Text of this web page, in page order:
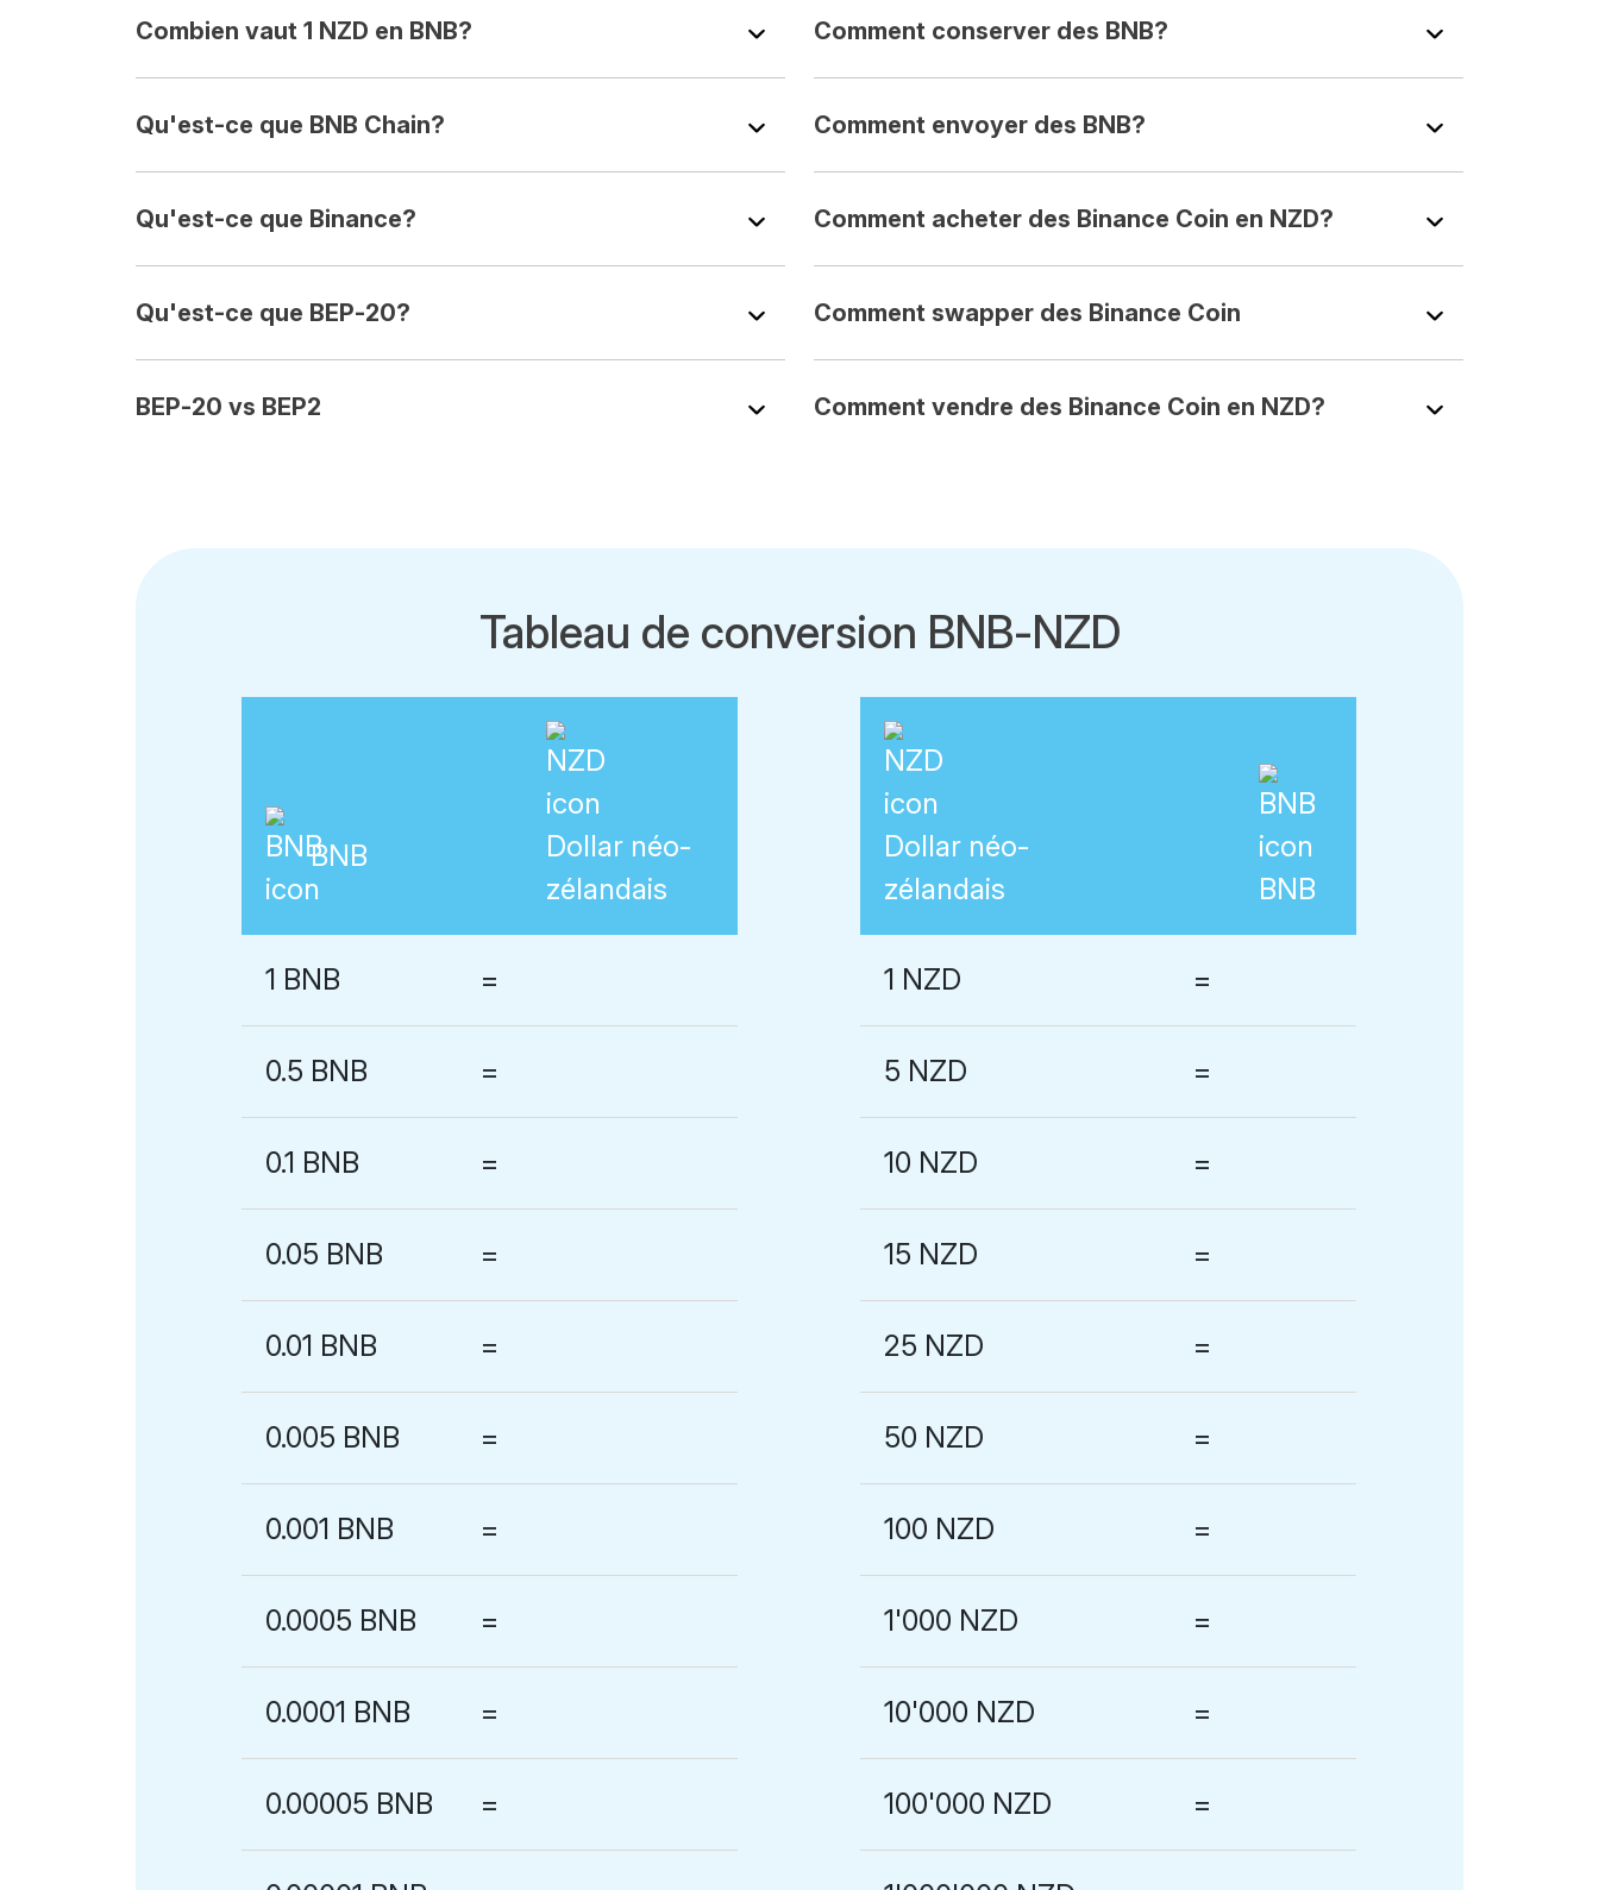
Combien vaut 1 NZD en BNB?
Qu'est-ce que BNB Chain?
Qu'est-ce que Binance?
Qu'est-ce que BEP-20?
BEP-20 vs BEP2
Comment conserver des BNB?
Comment envoyer des BNB?
Comment acheter des Binance Coin en NZD?
Comment swapper des Binance Coin
Comment vendre des Binance Coin en NZD?
Tableau de conversion BNB-NZD
BNB
Dollar néo-
zélandais
1 BNB =
0.5 BNB =
0.1 BNB =
0.05 BNB =
0.01 BNB =
0.005 BNB =
0.001 BNB =
0.0005 BNB =
0.0001 BNB =
0.00005 BNB =
Dollar néo-
zélandais
BNB
1 NZD =
5 NZD =
10 NZD =
15 NZD =
25 NZD =
50 NZD =
100 NZD =
1'000 NZD =
10'000 NZD =
100'000 NZD =